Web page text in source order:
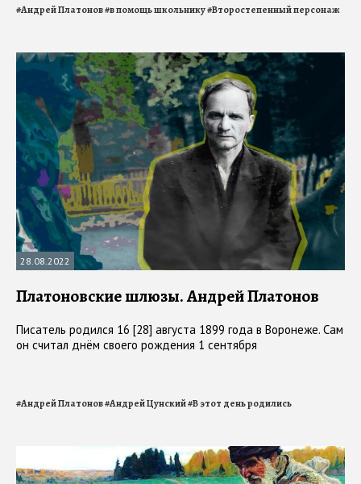
#Андрей Платонов#в помощь школьнику#Второстепенный персонаж
28.08.2022
Платоновские шлюзы. Андрей Платонов
Писатель родился 16 [28] августа 1899 года в Воронеже. Сам
он считал днём своего рождения 1 сентября
#Андрей Платонов#Андрей Цунский#В этот день родились